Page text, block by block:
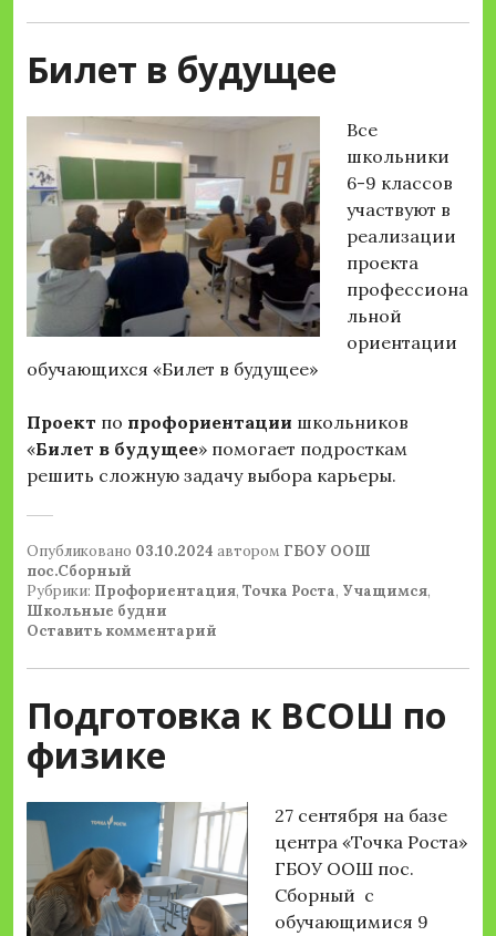
Билет в будущее
Все
школьники
6-9 классов
участвуют в
реализации
проекта
профессиона
льной
ориентации
обучающихся «Билет в будущее»
Проект по профориентации школьников
«Билет в будущее» помогает подросткам
решить сложную задачу выбора карьеры.
Опубликовано 03.10.2024 автором ГБОУ ООШ
пос.Сборный
Рубрики: Профориентация, Точка Роста, Учащимся,
Школьные будни
Оставить комментарий
Подготовка к ВСОШ по
физике
27 сентября на базе
центра «Точка Роста»
ГБОУ ООШ пос.
Сборный с
обучающимися 9